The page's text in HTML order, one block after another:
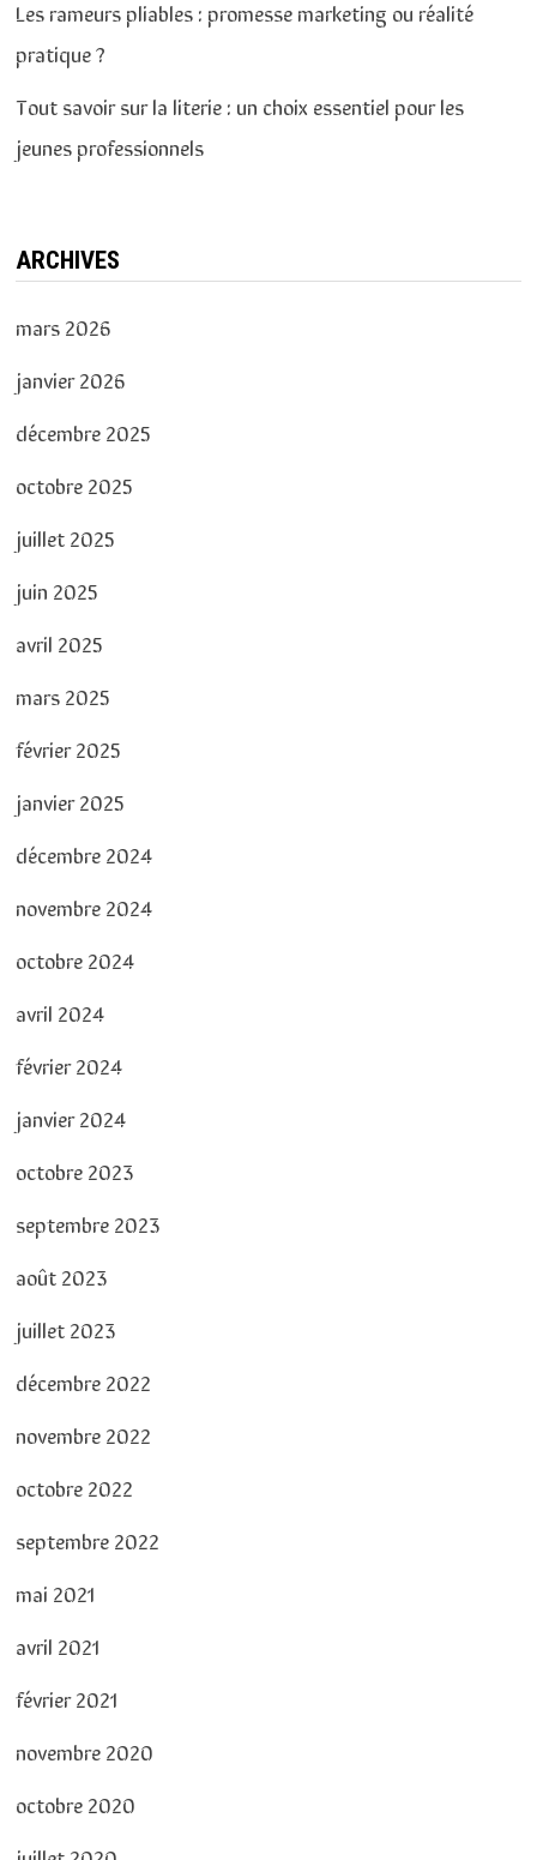
Les rameurs pliables : promesse marketing ou réalité
pratique ?
Tout savoir sur la literie : un choix essentiel pour les
jeunes professionnels
ARCHIVES
mars 2026
janvier 2026
décembre 2025
octobre 2025
juillet 2025
juin 2025
avril 2025
mars 2025
février 2025
janvier 2025
décembre 2024
novembre 2024
octobre 2024
avril 2024
février 2024
janvier 2024
octobre 2023
septembre 2023
août 2023
juillet 2023
décembre 2022
novembre 2022
octobre 2022
septembre 2022
mai 2021
avril 2021
février 2021
novembre 2020
octobre 2020